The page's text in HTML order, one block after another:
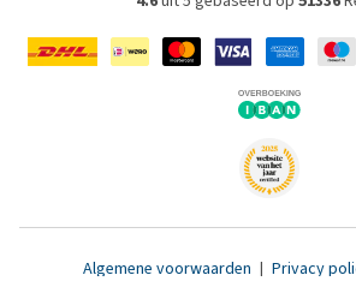
Algemene voorwaarden | Privacy